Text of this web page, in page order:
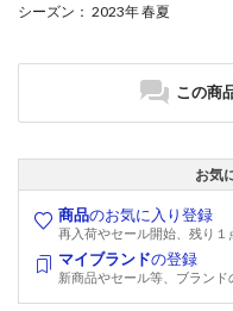
シーズン ： 2023年 春夏
この商
お気
商品のお気に入り登録
再入荷やセール開始、残り
マイブランドの登録
新商品やセール等、ブラン